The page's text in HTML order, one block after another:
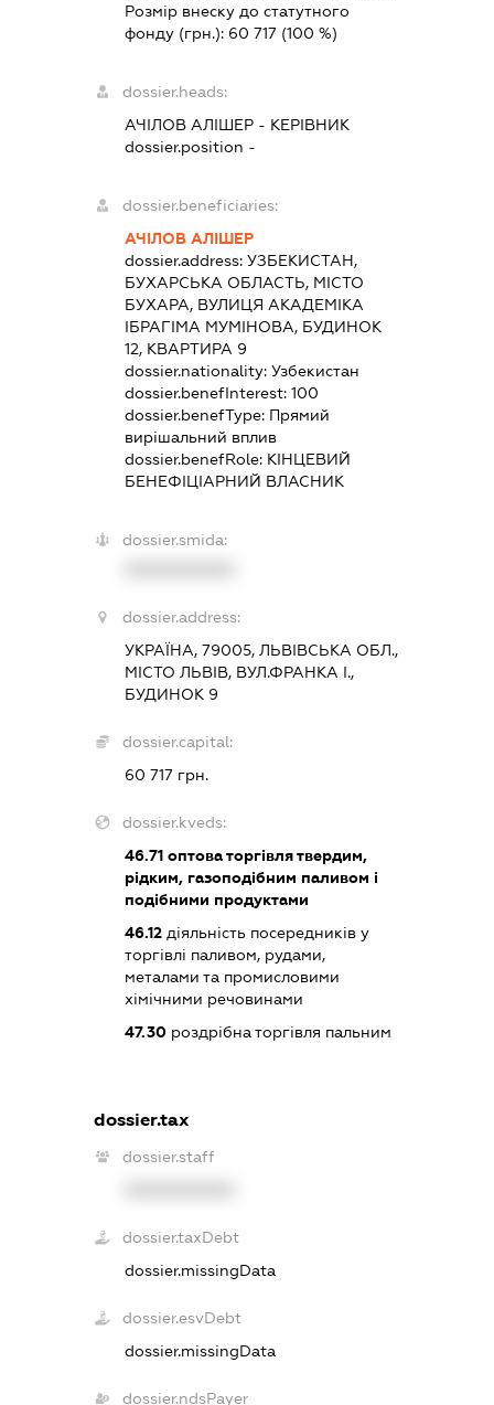
Розмір внеску до статутного
фонду (грн.): 60 717(100 %)
dossier.heads:
АЧІЛОВ АЛІШЕР- КЕРІВНИК
dossier.position -
dossier.beneficiaries:
АЧІЛОВ АЛІШЕР
dossier.address: УЗБЕКИСТАН,
БУХАРСЬКА ОБЛАСТЬ, МІСТО
БУХАРА, ВУЛИЦЯ АКАДЕМІКА
ІБРАГІМА МУМІНОВА, БУДИНОК
12, КВАРТИРА 9
dossier.nationality: Узбекистан
dossier.benefInterest: 100
dossier.benefType: Прямий
вирішальний вплив
dossier.benefRole: КІНЦЕВИЙ
БЕНЕФІЦІАРНИЙ ВЛАСНИК
dossier.smida:
dossier.address:
УКРАЇНА, 79005, ЛЬВІВСЬКА ОБЛ.,
МІСТО ЛЬВІВ, ВУЛ.ФРАНКА І.,
БУДИНОК 9
dossier.capital:
60 717 грн.
dossier.kveds:
46.71оптова торгівля твердим,
рідким, газоподібним паливом і
подібними продуктами
46.12діяльність посередників у
торгівлі паливом, рудами,
металами та промисловими
хімічними речовинами
47.30роздрібна торгівля пальним
dossier.tax
dossier.staff
dossier.taxDebt
dossier.missingData
dossier.esvDebt
dossier.missingData
dossier.ndsPayer